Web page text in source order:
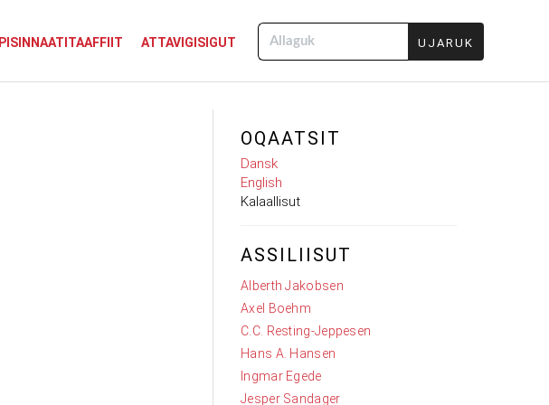
PISINNAATITAAFFIIT ATTAVIGISIGUT Allaguk
OQAATSIT
Dansk
English
Kalaallisut
ASSILIISUT
Alberth Jakobsen
Axel Boehm
C.C. Resting-Jeppesen
Hans A. Hansen
Ingmar Egede
Jesper Sandager